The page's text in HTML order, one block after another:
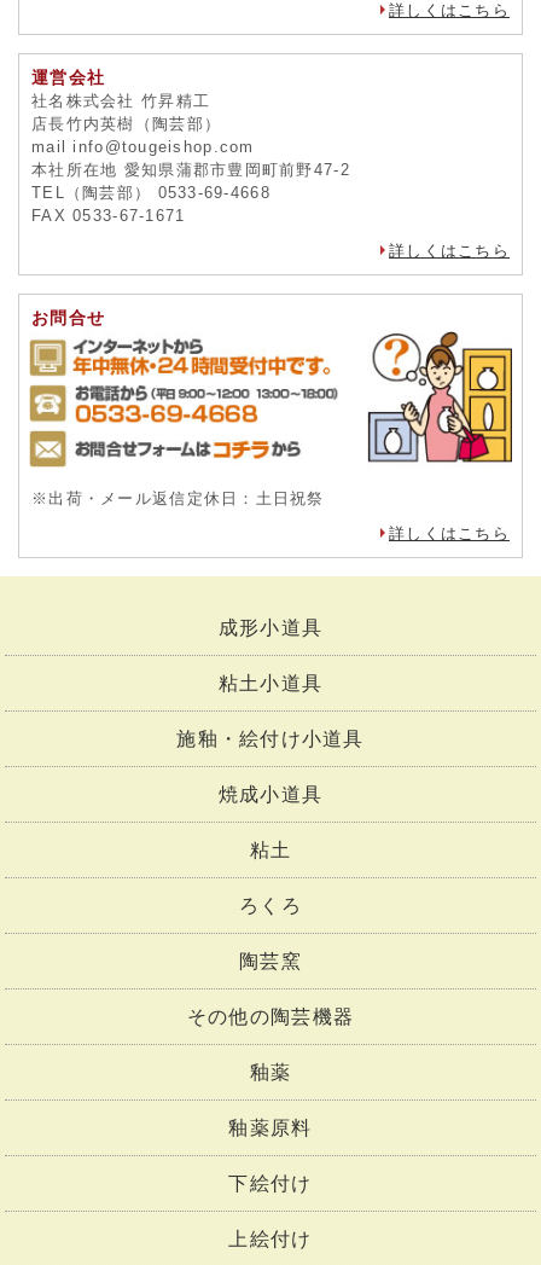
詳しくはこちら
運営会社
社名株式会社 竹昇精工
店長竹内英樹（陶芸部）
mail info@tougeishop.com
本社所在地 愛知県蒲郡市豊岡町前野47-2
TEL（陶芸部） 0533-69-4668
FAX 0533-67-1671
詳しくはこちら
お問合せ
※出荷・メール返信定休日：土日祝祭
詳しくはこちら
成形小道具
粘土小道具
施釉・絵付け小道具
焼成小道具
粘土
ろくろ
陶芸窯
その他の陶芸機器
釉薬
釉薬原料
下絵付け
上絵付け